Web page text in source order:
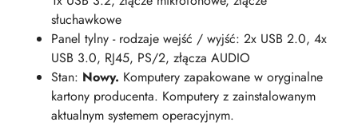
słuchawkowe
Panel tylny - rodzaje wejść / wyjść: 2x USB 2.0, 4x
USB 3.0, RJ45, PS/2, złącza AUDIO
Stan: Nowy. Komputery zapakowane w oryginalne
kartony producenta. Komputery z zainstalowanym
aktualnym systemem operacyjnym.